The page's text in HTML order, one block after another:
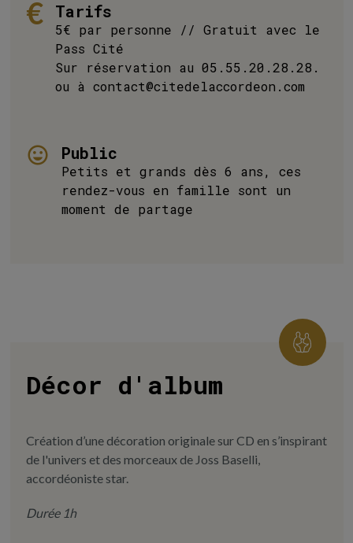
Tarifs
5€ par personne // Gratuit avec le
Pass Cité
Sur réservation au 05.55.20.28.28.
ou à contact@citedelaccordeon.com
Public
Petits et grands dès 6 ans, ces
rendez-vous en famille sont un
moment de partage
Décor d'album
Création d’une décoration originale sur CD en s’inspirant
de l'univers et des morceaux de Joss Baselli,
accordéoniste star.
Durée 1h